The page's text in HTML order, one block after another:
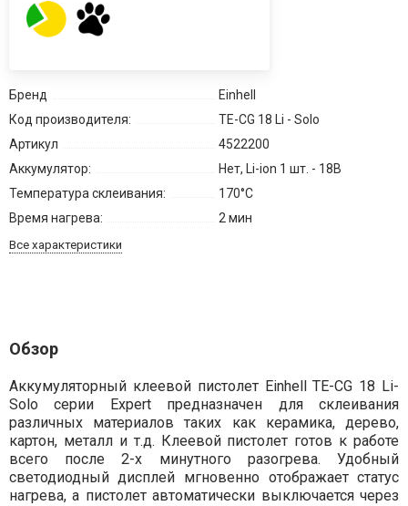
Бренд
Einhell
Код производителя:
TE-CG 18 Li - Solo
Артикул
4522200
Аккумулятор:
Нет, Li-ion 1 шт. - 18В
Температура склеивания:
170°С
Время нагрева:
2 мин
Все характеристики
Обзор
Аккумуляторный клеевой пистолет Einhell TE-CG 18 Li-
Solo серии Expert предназначен для склеивания
различных материалов таких как керамика, дерево,
картон, металл и т.д. Клеевой пистолет готов к работе
всего после 2-х минутного разогрева. Удобный
светодиодный дисплей мгновенно отображает статус
нагрева, а пистолет автоматически выключается через